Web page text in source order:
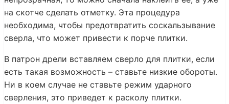
на скотче сделать отметку. Эта процедура
необходима, чтобы предотвратить соскальзывание
сверла, что может привести к порче плитки.
В патрон дрели вставляем сверло для плитки, если
есть такая возможность – ставьте низкие обороты.
Ни в коем случае не ставьте режим ударного
сверления, это приведет к расколу плитки.